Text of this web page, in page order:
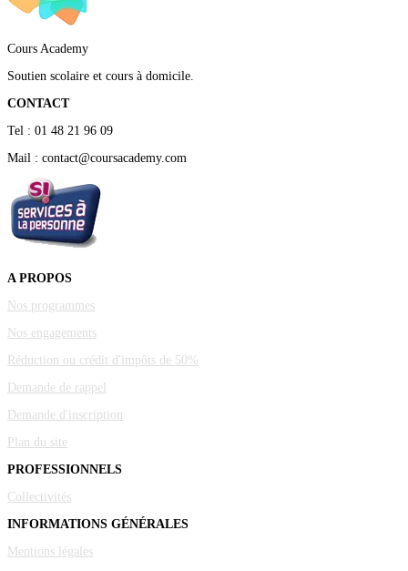
Cours Academy
Soutien scolaire et cours à domicile.
CONTACT
Tel : 01 48 21 96 09
Mail : contact@coursacademy.com
A PROPOS
Nos programmes
Nos engagements
Réduction ou crédit d'impôts de 50%
Demande de rappel
Demande d'inscription
Plan du site
PROFESSIONNELS
Collectivités
INFORMATIONS GÉNÉRALES
Mentions légales